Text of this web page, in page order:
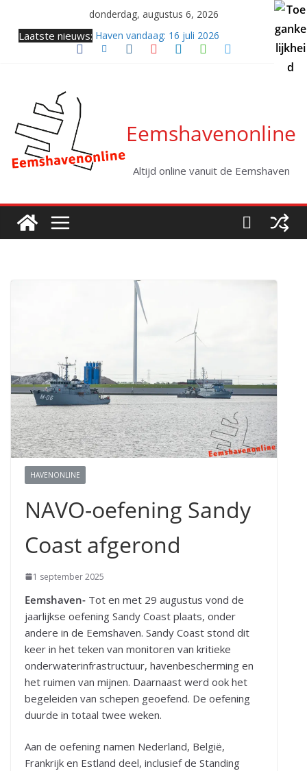
donderdag, augustus 6, 2026
Laatste nieuws: Haven vandaag: 16 juli 2026
Samenkomst van twee giganten (video)
Eemshavenonline
Altijd online vanuit de Eemshaven
HAVENONLINE
NAVO-oefening Sandy
Coast afgerond
1 september 2025
Eemshaven- Tot en met 29 augustus vond de
jaarlijkse oefening Sandy Coast plaats, onder
andere in de Eemshaven. Sandy Coast stond dit
keer in het teken van monitoren van kritieke
onderwaterinfrastructuur, havenbescherming en
het ruimen van mijnen. Daarnaast werd ook het
begeleiden van schepen geoefend. De oefening
duurde in totaal twee weken.
Aan de oefening namen Nederland, België,
Frankrijk en Estland deel, inclusief de Standing